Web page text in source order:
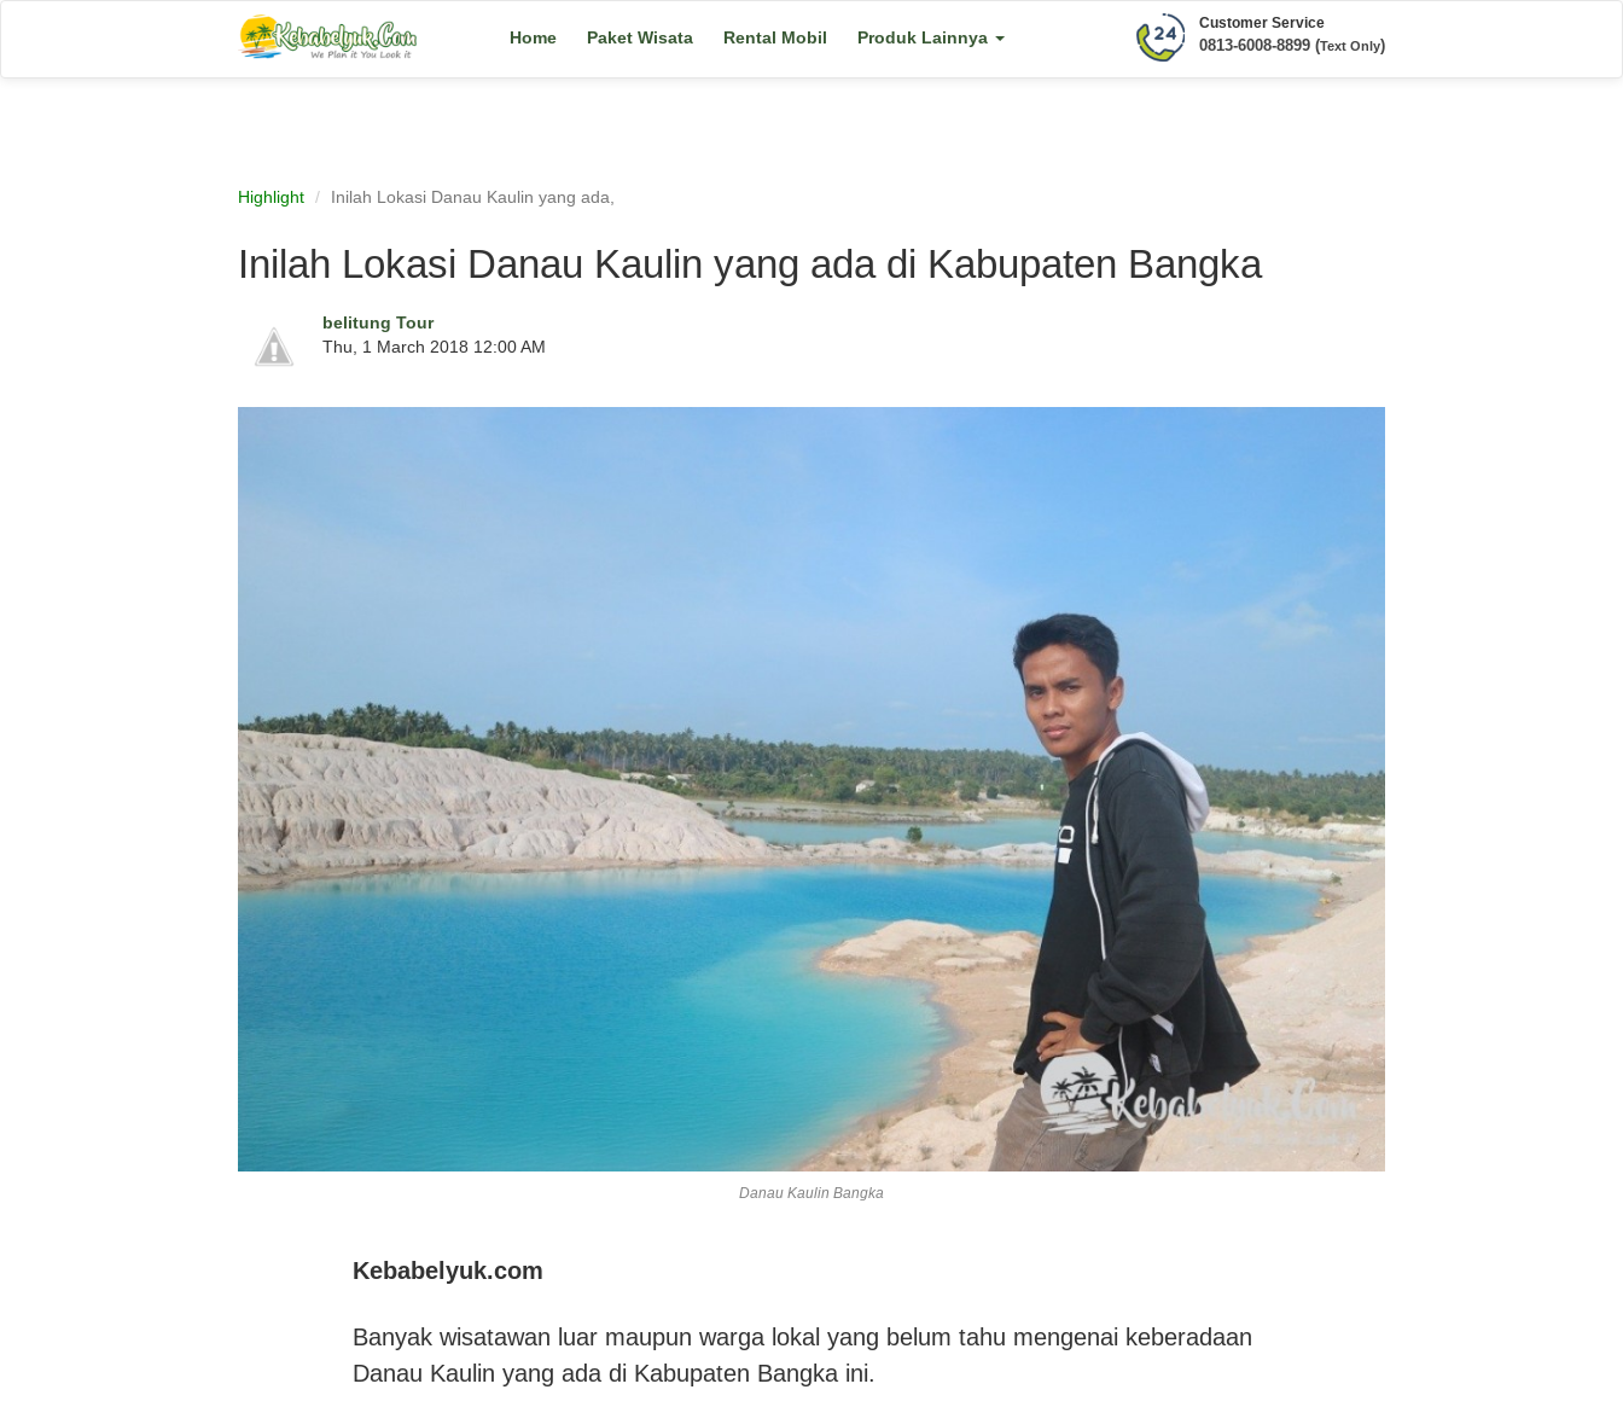
Home Paket Wisata Rental Mobil Produk Lainnya
Customer Service
0813-6008-8899 (Text Only)
Highlight Inilah Lokasi Danau Kaulin yang ada,
Inilah Lokasi Danau Kaulin yang ada di Kabupaten Bangka
belitung Tour
Thu, 1 March 2018 12:00 AM
Danau Kaulin Bangka
Kebabelyuk.com
Banyak wisatawan luar maupun warga lokal yang belum tahu mengenai keberadaan
Danau Kaulin yang ada di Kabupaten Bangka ini.